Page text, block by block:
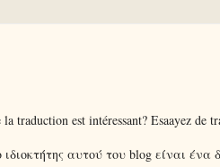
traduction est intéressant? Esaayez de
ιδιοκτήτης αυτού του blog είναι